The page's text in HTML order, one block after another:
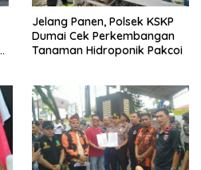
Jelang Panen, Polsek KSKP
Dumai Cek Perkembangan
Tanaman Hidroponik Pakcoi